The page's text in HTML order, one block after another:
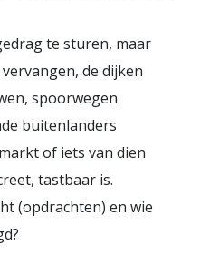
te sturen, maar
de dijken
spoorwegen
buitenlanders
of iets van dien
tastbaar is.
(opdrachten) en wie